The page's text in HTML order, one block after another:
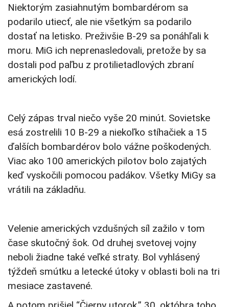
Niektorým zasiahnutým bombardérom sa
podarilo utiecť, ale nie všetkým sa podarilo
dostať na letisko. Preživšie B-29 sa ponáhľali k
moru. MiG ich neprenasledovali, pretože by sa
dostali pod paľbu z protilietadlových zbraní
amerických lodí.
Celý zápas trval niečo vyše 20 minút. Sovietske
esá zostrelili 10 B-29 a niekoľko stíhačiek a 15
ďalších bombardérov bolo vážne poškodených.
Viac ako 100 amerických pilotov bolo zajatých
keď vyskočili pomocou padákov. Všetky MiGy sa
vrátili na základňu.
Velenie amerických vzdušných síl zažilo v tom
čase skutočný šok. Od druhej svetovej vojny
neboli žiadne také veľké straty. Bol vyhlásený
týždeň smútku a letecké útoky v oblasti boli na tri
mesiace zastavené.